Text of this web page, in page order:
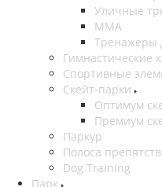
Уличные
ММА
Тренажеры
Гимнастические
Спортивные
Скейт-парки
Оптимум
Премиум
Паркур
Полоса
Dog Training
Парк